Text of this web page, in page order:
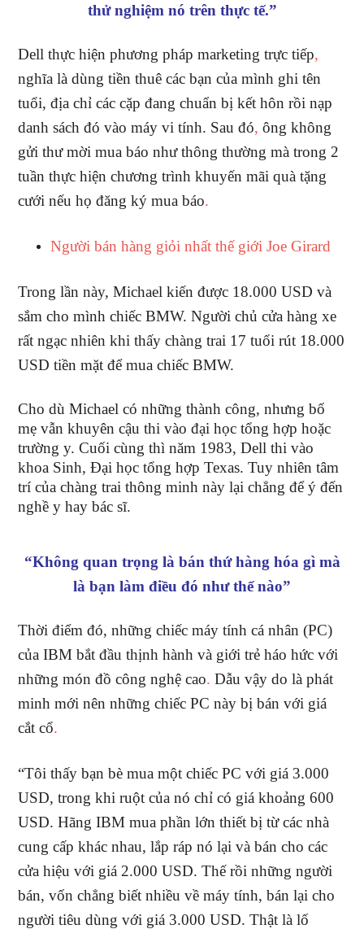
thử nghiệm nó trên thực tế.”
Dell thực hiện phương pháp marketing trực tiếp,
nghĩa là dùng tiền thuê các bạn của mình ghi tên
tuổi, địa chỉ các cặp đang chuẩn bị kết hôn rồi nạp
danh sách đó vào máy vi tính. Sau đó, ông không
gửi thư mời mua báo như thông thường mà trong 2
tuần thực hiện chương trình khuyến mãi quà tặng
cưới nếu họ đăng ký mua báo.
Người bán hàng giỏi nhất thế giới Joe Girard
Trong lần này, Michael kiến được 18.000 USD và
sắm cho mình chiếc BMW. Người chủ cửa hàng xe
rất ngạc nhiên khi thấy chàng trai 17 tuổi rút 18.000
USD tiền mặt để mua chiếc BMW.
Cho dù Michael có những thành công, nhưng bố
mẹ vẫn khuyên cậu thi vào đại học tổng hợp hoặc
trường y. Cuối cùng thì năm 1983, Dell thi vào
khoa Sinh, Đại học tổng hợp Texas. Tuy nhiên tâm
trí của chàng trai thông minh này lại chẳng để ý đến
nghề y hay bác sĩ.
“Không quan trọng là bán thứ hàng hóa gì mà
là bạn làm điều đó như thế nào”
Thời điểm đó, những chiếc máy tính cá nhân (PC)
của IBM bắt đầu thịnh hành và giới trẻ háo hức với
những món đồ công nghệ cao. Dẫu vậy do là phát
minh mới nên những chiếc PC này bị bán với giá
cắt cổ.
“Tôi thấy bạn bè mua một chiếc PC với giá 3.000
USD, trong khi ruột của nó chỉ có giá khoảng 600
USD. Hãng IBM mua phần lớn thiết bị từ các nhà
cung cấp khác nhau, lắp ráp nó lại và bán cho các
cửa hiệu với giá 2.000 USD. Thế rồi những người
bán, vốn chẳng biết nhiều về máy tính, bán lại cho
người tiêu dùng với giá 3.000 USD. Thật là lố